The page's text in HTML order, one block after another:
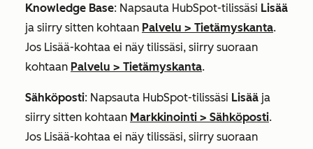
Knowledge Base: Napsauta HubSpot-tilissäsi Lisää
ja siirry sitten kohtaan Palvelu > Tietämyskanta.
Jos Lisää-kohtaa ei näy tilissäsi, siirry suoraan
kohtaan Palvelu > Tietämyskanta.
Sähköposti: Napsauta HubSpot-tilissäsi Lisää ja
siirry sitten kohtaan Markkinointi > Sähköposti.
Jos Lisää-kohtaa ei näy tilissäsi, siirry suoraan